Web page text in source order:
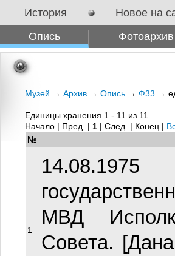
История Новое на
Опись
Фотоархив
Сотрудничество
Музей → Архив → Опись → Ф33 →
Единицы хранения 1 - 11 из 11
Начало | Пред. | 1 | След. | Конец |
№
1
МВД
Совета.